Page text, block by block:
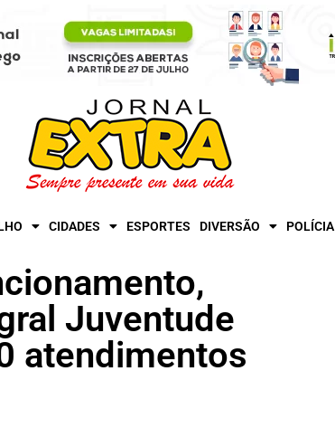
CIDADES ESPORTES DIVERSÃO POLÍCIA
Juventude
atendimentos